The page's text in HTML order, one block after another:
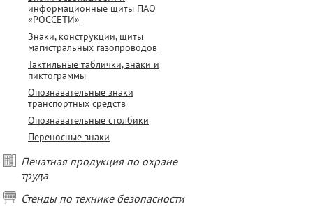
информационные щиты ПАО
«РОССЕТИ»
Знаки, конструкции, щиты
магистральных газопроводов
Тактильные таблички, знаки и
пиктограммы
Опознавательные знаки
транспортных средств
Опознавательные столбики
Переносные знаки
Печатная продукция по охране
труда
Стенды по технике безопасности